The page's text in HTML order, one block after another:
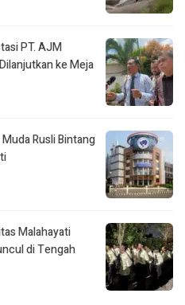
PT. AJM
ke Meja
Rusli Bintang
Malahayati
di Tengah